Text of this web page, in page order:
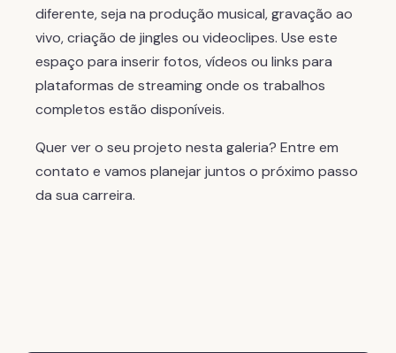
diferente, seja na produção musical, gravação ao
vivo, criação de jingles ou videoclipes. Use este
espaço para inserir fotos, vídeos ou links para
plataformas de streaming onde os trabalhos
completos estão disponíveis.
Quer ver o seu projeto nesta galeria? Entre em
contato e vamos planejar juntos o próximo passo
da sua carreira.